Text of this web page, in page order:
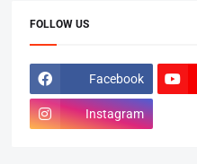
FOLLOW US
Facebook
Instagram